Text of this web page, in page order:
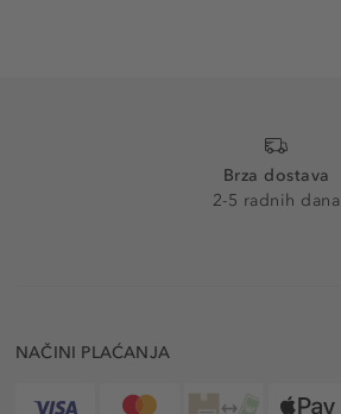
Brza dostava
2-5 radnih dana
NAČINI PLAĆANJA